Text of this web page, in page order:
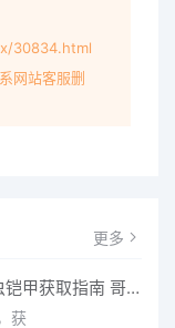
30834.html
网站客服删
更多
哥特王朝重制版爬虫铠甲获取指南 哥特王朝重制版爬虫铠甲获取方法
获